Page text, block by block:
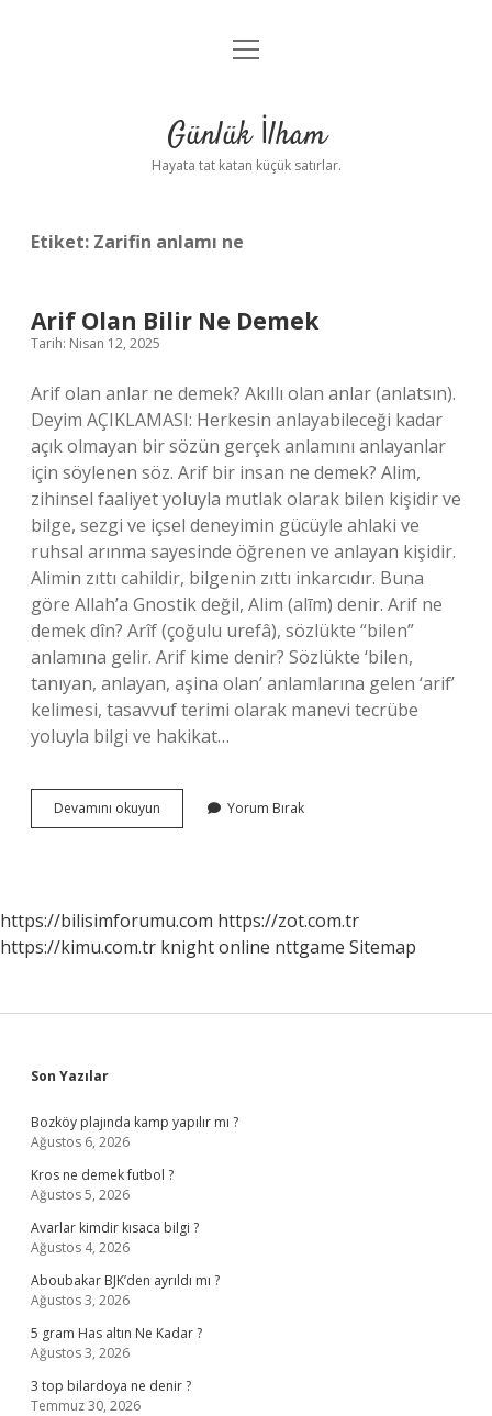
Anasayfa
Yasal Uyarı
menüyü
Günlük İlham
Hayata tat katan küçük satırlar.
Etiket: Zarifin anlamı ne
Arif Olan Bilir Ne Demek
Tarih: Nisan 12, 2025
Arif olan anlar ne demek? Akıllı olan anlar (anlatsın).
Deyim AÇIKLAMASI: Herkesin anlayabileceği kadar
açık olmayan bir sözün gerçek anlamını anlayanlar
için söylenen söz. Arif bir insan ne demek? Alim,
zihinsel faaliyet yoluyla mutlak olarak bilen kişidir ve
bilge, sezgi ve içsel deneyimin gücüyle ahlaki ve
ruhsal arınma sayesinde öğrenen ve anlayan kişidir.
Alimin zıttı cahildir, bilgenin zıttı inkarcıdır. Buna
göre Allah’a Gnostik değil, Alim (alīm) denir. Arif ne
demek dîn? Arîf (çoğulu urefâ), sözlükte “bilen”
anlamına gelir. Arif kime denir? Sözlükte ‘bilen,
tanıyan, anlayan, aşina olan’ anlamlarına gelen ‘arif’
kelimesi, tasavvuf terimi olarak manevi tecrübe
yoluyla bilgi ve hakikat…
Devamını okuyun
Olan
Yorum Bırak
https://bilisimforumu.com https://zot.com.tr
https://kimu.com.tr knight online nttgame Sitemap
Sidebar
Son Yazılar
Bozköy plajında kamp yapılır mı ?
Ağustos 6, 2026
Kros ne demek futbol ?
Ağustos 5, 2026
Avarlar kimdir kısaca bilgi ?
Ağustos 4, 2026
Aboubakar BJK’den ayrıldı mı ?
Ağustos 3, 2026
5 gram Has altın Ne Kadar ?
Ağustos 3, 2026
3 top bilardoya ne denir ?
Temmuz 30, 2026